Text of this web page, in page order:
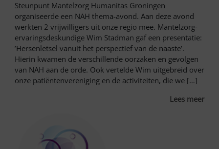
Steunpunt Mantelzorg Humanitas Groningen
organiseerde een NAH thema-avond. Aan deze avond
werkten 2 vrijwilligers uit onze regio mee. Mantelzorg-
ervaringsdeskundige Wim Stadman gaf een presentatie:
’Hersenletsel vanuit het perspectief van de naaste’.
Hierin kwamen de verschillende oorzaken en gevolgen
van NAH aan de orde. Ook vertelde Wim uitgebreid over
onze patiëntenvereniging en de activiteiten, die we […]
Lees meer